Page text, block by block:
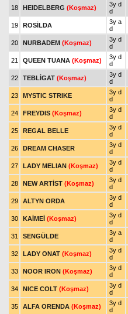
18 HEIDELBERG (Koşmaz)
3y d
d
19 ROSİLDA
3y a
d
20 NURBADEM (Koşmaz)
3y d
d
21 QUEEN TUANA (Koşmaz)
3y d
d
22 TEBLİGAT (Koşmaz)
3y d
d
23 MYSTIC STRIKE
3y d
d
24 FREYDIS (Koşmaz)
3y d
d
25 REGAL BELLE
3y d
d
26
DREAM CHASER
3y d
d
27 LADY MELIAN (Koşmaz)
3y d
d
28 NEW ARTİST (Koşmaz)
3y d
d
29 ALTYN ORDA
3y d
d
30 KAİMEİ (Koşmaz)
3y d
d
31 SENGÜLDE
3y a
d
32 LADY ONAT (Koşmaz)
3y d
d
33 NOOR IRON (Koşmaz)
3y d
d
34 NICE COLT (Koşmaz)
3y d
d
35 ALFA ORENDA (Koşmaz)
3y d
d